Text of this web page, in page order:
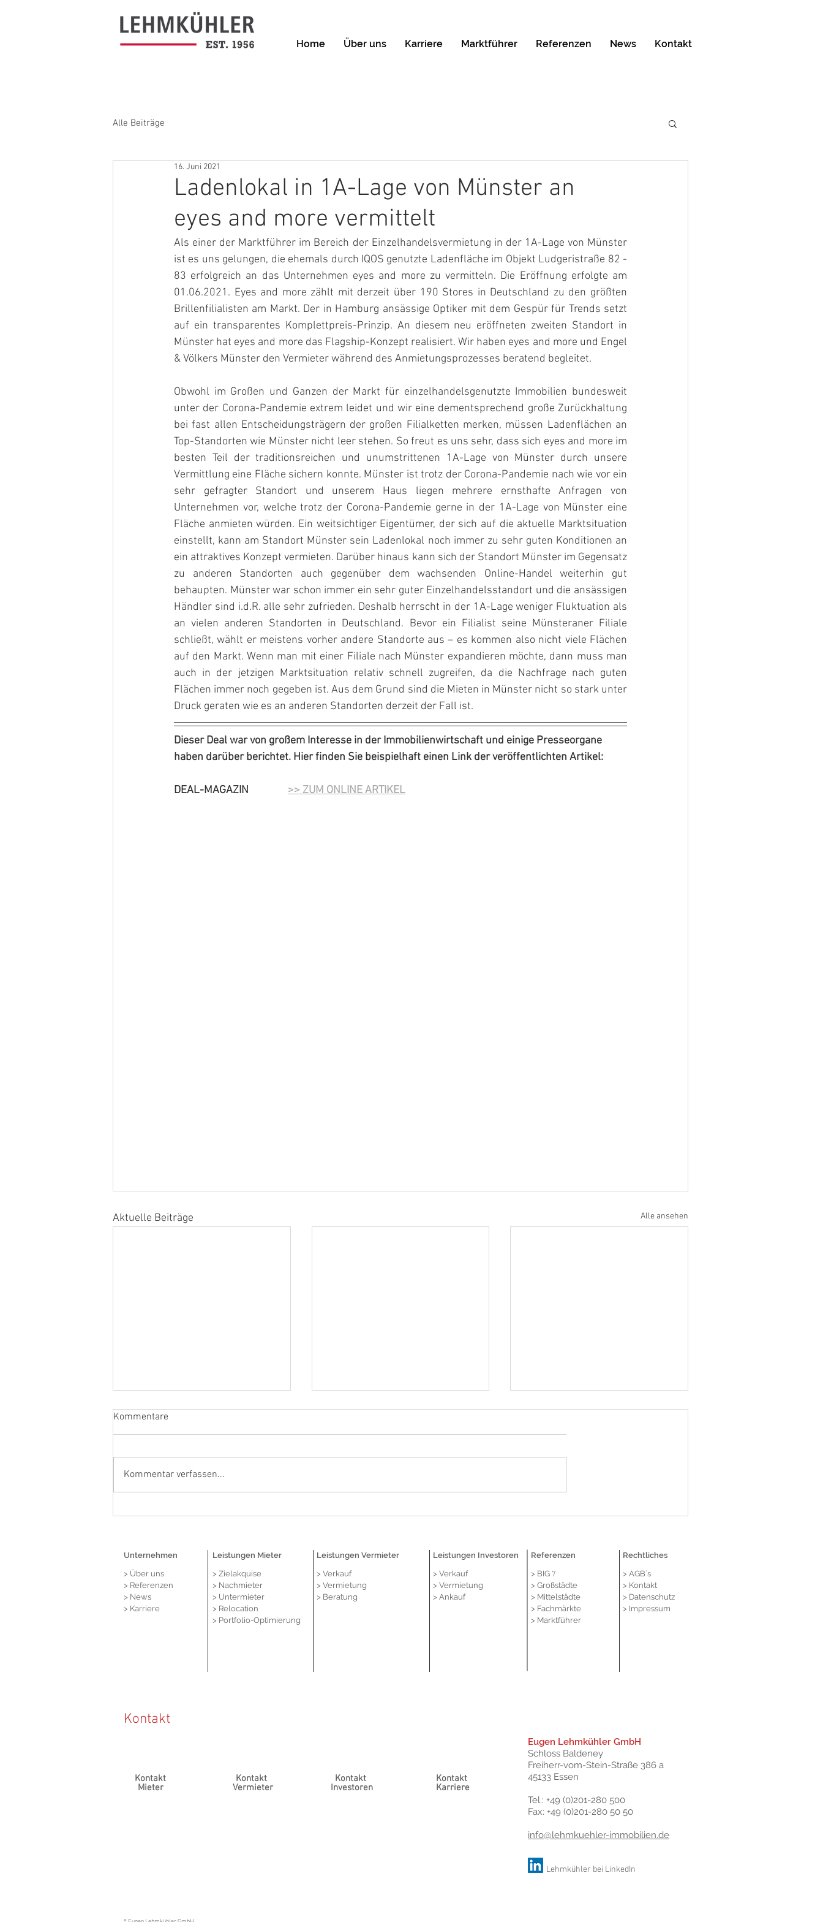
Home Über uns Karriere Marktführer Referenzen News Kontakt
Alle Beiträge
Ladenlokal in 1A-Lage von Münster an
eyes and more vermittelt
16. Juni 2021
Als einer der Marktführer im Bereich der Einzelhandelsvermietung in der 1A-Lage von Münster
ist es uns gelungen, die ehemals durch IQOS genutzte Ladenfläche im Objekt Ludgeristraße 82 -
83 erfolgreich an das Unternehmen eyes and more zu vermitteln. Die Eröffnung erfolgte am
01.06.2021. Eyes and more zählt mit derzeit über 190 Stores in Deutschland zu den größten
Brillenfilialisten am Markt. Der in Hamburg ansässige Optiker mit dem Gespür für Trends setzt
auf ein transparentes Komplettpreis-Prinzip. An diesem neu eröffneten zweiten Standort in
Münster hat eyes and more das Flagship-Konzept realisiert. Wir haben eyes and more und Engel
& Völkers Münster den Vermieter während des Anmietungsprozesses beratend begleitet.
Obwohl im Großen und Ganzen der Markt für einzelhandelsgenutzte Immobilien bundesweit
unter der Corona-Pandemie extrem leidet und wir eine dementsprechend große Zurückhaltung
bei fast allen Entscheidungsträgern der großen Filialketten merken, müssen Ladenflächen an
Top-Standorten wie Münster nicht leer stehen. So freut es uns sehr, dass sich eyes and more im
besten Teil der traditionsreichen und unumstrittenen 1A-Lage von Münster durch unsere
Vermittlung eine Fläche sichern konnte. Münster ist trotz der Corona-Pandemie nach wie vor ein
sehr gefragter Standort und unserem Haus liegen mehrere ernsthafte Anfragen von
Unternehmen vor, welche trotz der Corona-Pandemie gerne in der 1A-Lage von Münster eine
Fläche anmieten würden. Ein weitsichtiger Eigentümer, der sich auf die aktuelle Marktsituation
einstellt, kann am Standort Münster sein Ladenlokal noch immer zu sehr guten Konditionen an
ein attraktives Konzept vermieten. Darüber hinaus kann sich der Standort Münster im Gegensatz
zu anderen Standorten auch gegenüber dem wachsenden Online-Handel weiterhin gut
behaupten. Münster war schon immer ein sehr guter Einzelhandelsstandort und die ansässigen
Händler sind i.d.R. alle sehr zufrieden. Deshalb herrscht in der 1A-Lage weniger Fluktuation als
an vielen anderen Standorten in Deutschland. Bevor ein Filialist seine Münsteraner Filiale
schließt, wählt er meistens vorher andere Standorte aus – es kommen also nicht viele Flächen
auf den Markt. Wenn man mit einer Filiale nach Münster expandieren möchte, dann muss man
auch in der jetzigen Marktsituation relativ schnell zugreifen, da die Nachfrage nach guten
Flächen immer noch gegeben ist. Aus dem Grund sind die Mieten in Münster nicht so stark unter
Druck geraten wie es an anderen Standorten derzeit der Fall ist.
Dieser Deal war von großem Interesse in der Immobilienwirtschaft und einige Presseorgane
haben darüber berichtet. Hier finden Sie beispielhaft einen Link der veröffentlichten Artikel:
DEAL-MAGAZIN >> ZUM ONLINE ARTIKEL
Aktuelle Beiträge Alle ansehen
Westenhellwegs
im Kortumkarree in Bochum
Kommentare
Kommentar verfassen...
Unternehmen
> Über uns
> Referenzen
> News
> Karriere
Leistungen Mieter
> Zielakquise
> Nachmieter
> Untermieter
> Relocation
> Portfolio-Optimierung
Leistungen Vermieter
> Verkauf
> Vermietung
> Beratung
Leistungen Investoren
> Verkauf
> Vermietung
> Ankauf
Rechtliches
> AGB´s
> Kontakt
> Datenschutz
> Impressum
Referenzen
> BIG 7
> Großstädte
> Mittelstädte
> Fachmärkte
> Marktführer
Kontakt
Kontakt
Mieter
Kontakt
Vermieter
Kontakt
Investoren
Kontakt
Karriere
Eugen Lehmkühler GmbH
Schloss Baldeney
Freiherr-vom-Stein-Straße 386 a
45133 Essen
Tel.: +49 (0)201-280 500
Fax: +49 (0)201-280 50 50
info@lehmkuehler-immobilien.de
Lehmkühler bei LinkedIn